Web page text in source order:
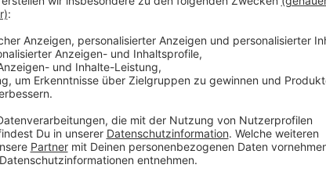
Viele Schulen im Bergischen unterstützen die Aktion,
Fachunterricht aufgegriffen (Erdkunde, Politik,
Einige Lehrer haben mit Schülern Diskussionen über
die Schüler zu "denkenden Menschen" erziehen und
sagten. Die meisten Schulen halten sich aber an die
mehrfach zu beurlauben geht nicht, eine einmalige
Unterrichtseinheit ist aber in Ordnung.